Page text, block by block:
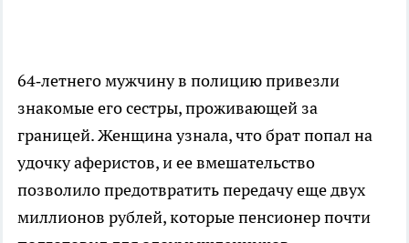
64‑летнего мужчину в полицию привезли
знакомые его сестры, проживающей за
границей. Женщина узнала, что брат попал на
удочку аферистов, и ее вмешательство
позволило предотвратить передачу еще двух
миллионов рублей, которые пенсионер почти